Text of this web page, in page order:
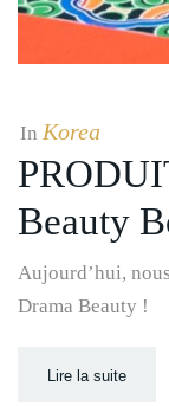
In Korea
Beauty
Aujourd’hui,
Drama Beauty !
Lire la suite